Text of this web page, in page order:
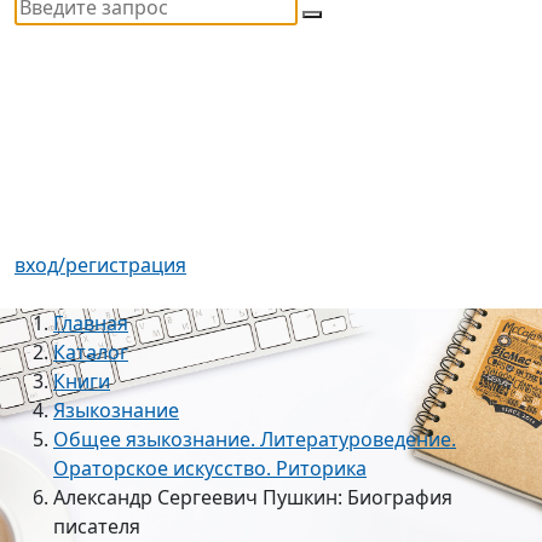
вход/регистрация
Главная
Каталог
Книги
Языкознание
Общее языкознание. Литературоведение.
Ораторское искусство. Риторика
Александр Сергеевич Пушкин: Биография
писателя